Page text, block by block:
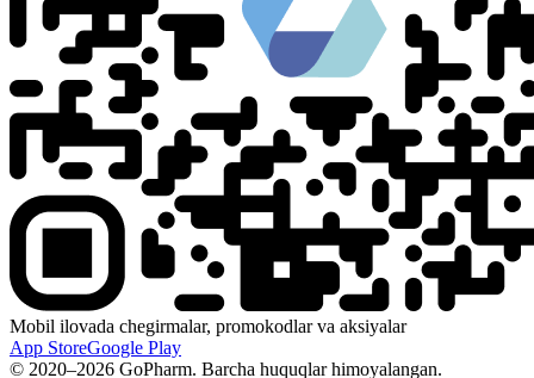
Mobil ilovada chegirmalar, promokodlar va aksiyalar
App StoreGoogle Play
© 2020–2026 GoPharm. Barcha huquqlar himoyalangan.